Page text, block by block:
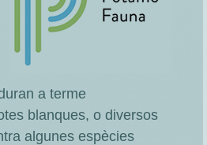
a terme
blanques, o diversos
algunes espècies